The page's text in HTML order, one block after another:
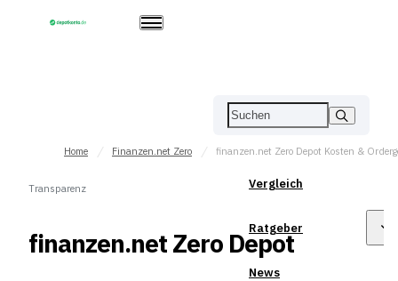
Vergleich
Ratgeber
News
Home Finanzen.net Zero
Transparenz
finanzen.net Zero Depot